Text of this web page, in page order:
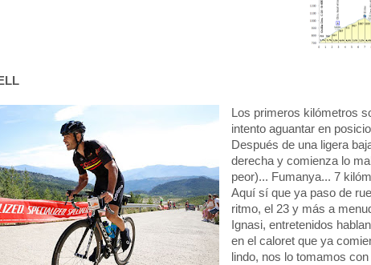
Los primeros kilómetros
intento aguantar en
Después de una ligera
derecha y comienza lo
peor)... Fumanya... 7
Aquí sí que ya paso de
ritmo, el 23 y más a
Ignasi, entretenidos
en el caloret que ya
lindo, nos lo tomamos con